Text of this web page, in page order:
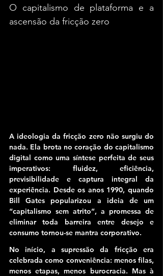
O capitalismo de plataforma e a
ascensão da fricção zero
A ideologia da fricção zero não surgiu do
nada. Ela brota no coração do capitalismo
digital como uma síntese perfeita de seus
imperativos: fluidez, eficiência,
previsibilidade e captura integral da
experiência. Desde os anos 1990, quando
Bill Gates popularizou a ideia de um
“capitalismo sem atrito”, a promessa de
eliminar toda barreira entre desejo e
consumo tornou-se mantra corporativo.
No início, a supressão da fricção era
celebrada como conveniência: menos filas,
menos etapas, menos burocracia. Mas à